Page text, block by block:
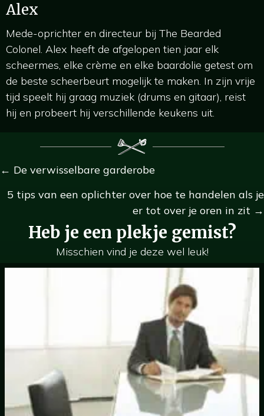
Alex
Mede-oprichter en directeur bij The Bearded
Colonel. Alex heeft de afgelopen tien jaar elk
scheermes, elke crème en elke baardolie getest om
de beste scheerbeurt mogelijk te maken. In zijn vrije
tijd speelt hij graag muziek (drums en gitaar), reist
hij en probeert hij verschillende keukens uit.
Navigatie
Berichten
← De verwisselbare garderobe
5 tips van een oplichter over hoe te handelen als je
er tot over je oren in zit →
Heb je een plekje gemist?
Misschien vind je deze wel leuk!